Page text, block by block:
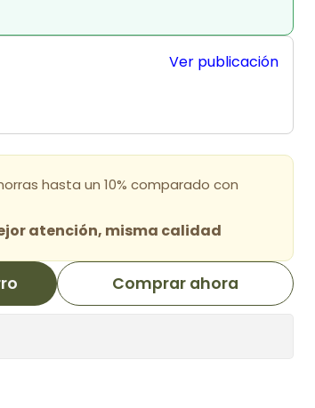
Ver publicación
hasta un 10% comparado con
atención, misma calidad
Comprar ahora